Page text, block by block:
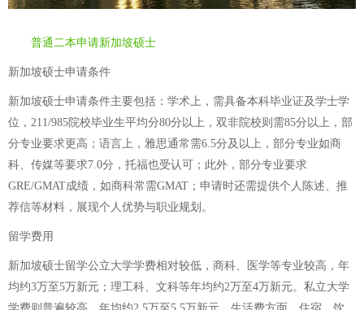
普通二本申请新加坡硕士
新加坡硕士申请条件
新加坡硕士申请条件主要包括：学术上，需具备本科毕业证及学士学
位，211/985院校毕业生平均分80分以上，双非院校则需85分以上，部
分专业要求更高；语言上，雅思通常需6.5分及以上，部分专业如商
科、传媒等要求7.0分，托福也受认可；此外，部分专业要求
GRE/GMAT成绩，如商科常需GMAT；申请时还需提供个人陈述、推
荐信等材料，展现个人优势与职业规划。
留学费用
新加坡硕士留学公立大学学费相对较低，商科、医学等专业较高，年
均约3万至5万新元；理工科、文科等年均约2万至4万新元。私立大学